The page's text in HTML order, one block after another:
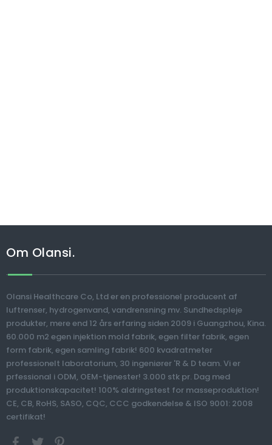
Om Olansi.
Olansi Healthcare Co, Ltd er en professionel producent af
luftrenser, hydrogenvand, vandrensning mv. Sundhedspleje
produkter, mere end 12 års erfaring siden 2009 i Guangzhou, Kina.
60.000 m2 egen injektion mold fabrik, egen filter fabrik, egen
form fabrik, egen samling fabrik! 600 kvadratmeter
professionelt laboratorium, 30 ingeniører 'R & D team. Vi er
prfessional i ODM, OEM-tjenester! 3.000 stk pr. Dag med
produktionskapacitet! 100% aldringstest for masseproduktion!
CE, CB, RoHS, SASO, CQC, CCC godkendelse & ISO 9001: 2008
certifikat!